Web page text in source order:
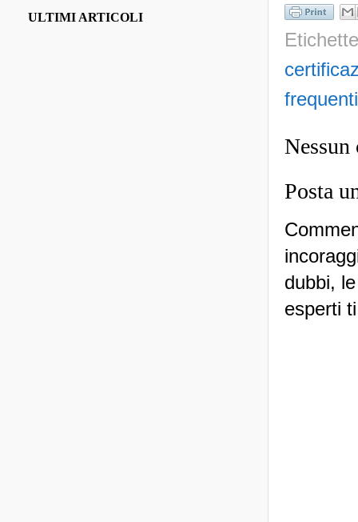
frequenti
Nessun
Posta
dubbi,
esperti
ULTIMI ARTICOLI